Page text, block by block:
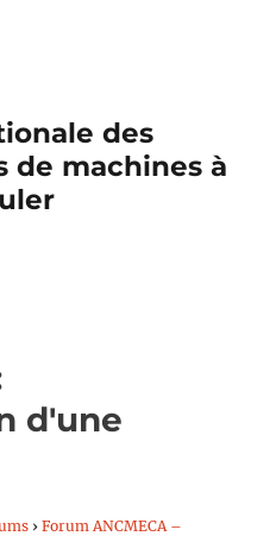
des
de machines à
d'une
› Forum ANCMECA –